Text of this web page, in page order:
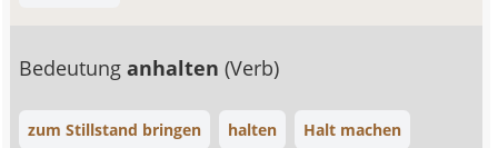
Bedeutunganhalten(Verb)
zum Stillstand bringen halten Halt machen